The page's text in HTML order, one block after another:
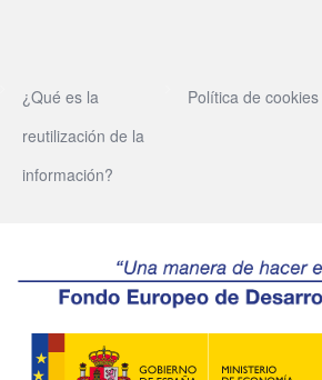
¿Qué es la
reutilización de la
información?
Política de cookies